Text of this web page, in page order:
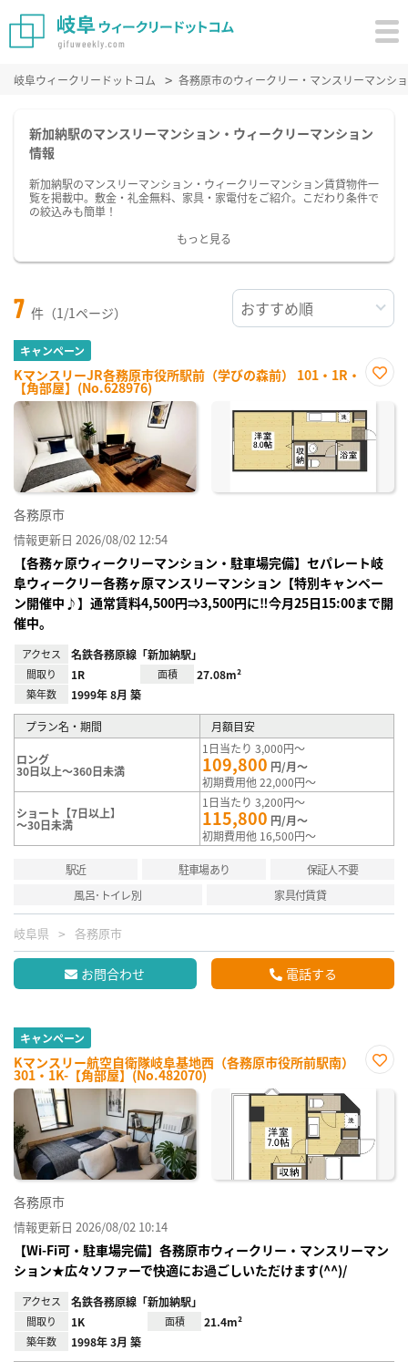
岐阜ウィークリードットコム 各務原市のウィークリー・マンスリーマンシ
新加納駅のマンスリーマンション・ウィークリーマンション
情報
新加納駅のマンスリーマンション・ウィークリーマンション賃貸物件一
覧を掲載中。敷金・礼金無料、家具・家電付をご紹介。こだわり条件で
の絞込みも簡単！
もっと見る
7 件（1/1ページ）
キャンペーン
KマンスリーJR各務原市役所駅前（学びの森前） 101・1R・
【角部屋】(No.628976)
に入
録
各務原市
情報更新日 2026/08/02 12:54
【各務ヶ原ウィークリーマンション・駐車場完備】セパレート岐
阜ウィークリー各務ヶ原マンスリーマンション【特別キャンペー
ン開催中♪】通常賃料4,500円⇒3,500円に‼今月25日15:00まで開
催中。
アクセス 名鉄各務原線「新加納駅」
間取り 1R 面積 27.08m²
築年数 1999年 8月 築
プラン名・期間 月額目安
ロング
30日以上～360日未満
1日当たり 3,000円～
109,800 円/月～
初期費用他 22,000円～
ショート【7日以上】
～30日未満
1日当たり 3,200円～
115,800 円/月～
初期費用他 16,500円～
駅近 駐車場あり
保証人不要
風呂･トイレ別
家具付賃貸
岐阜県 各務原市
お問合わせ 電話する
キャンペーン
Kマンスリー航空自衛隊岐阜基地西（各務原市役所前駅南）
301・1K-【角部屋】(No.482070)
に入
各務原市
情報更新日 2026/08/02 10:14
【Wi-Fi可・駐車場完備】各務原市ウィークリー・マンスリーマン
ション★広々ソファーで快適にお過ごしいただけます(^^)/
アクセス 名鉄各務原線「新加納駅」
間取り 1K 面積 21.4m²
築年数 1998年 3月 築